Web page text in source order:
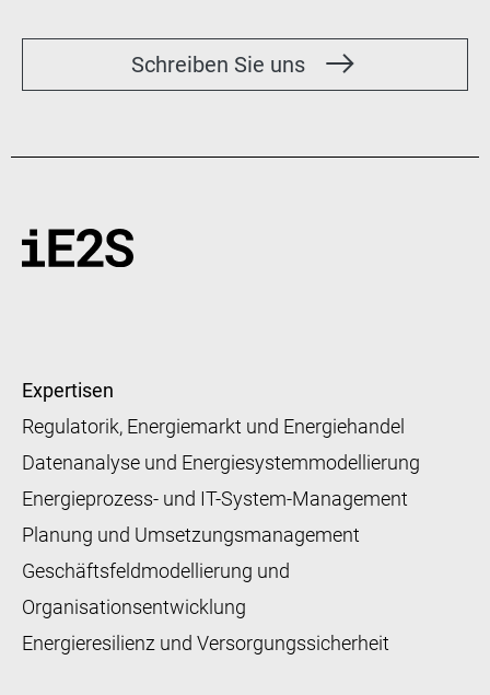
Schreiben Sie uns
Expertisen
Regulatorik, Energiemarkt und Energiehandel
Datenanalyse und Energiesystemmodellierung
Energieprozess- und IT-System-Management
Planung und Umsetzungsmanagement
Geschäftsfeldmodellierung und
Organisationsentwicklung
Energieresilienz und Versorgungssicherheit